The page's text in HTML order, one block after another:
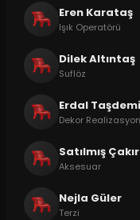
Eren Karataş
Işık Operatörü
Dilek Altıntaş
Suflöz
Erdal
Dekor Realizasyon
Satılmış Çakır
Aksesuar
Nejla Güler
Terzi